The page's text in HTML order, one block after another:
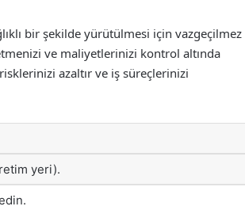
bir şekilde yürütülmesi için vazgeçilmez
ve maliyetlerinizi kontrol altında
azaltır ve iş süreçlerinizi
yeri).